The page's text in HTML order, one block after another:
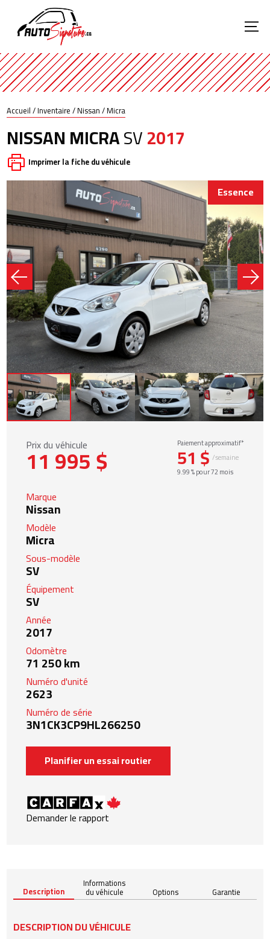
Accueil/Inventaire/Nissan/Micra
NISSANMICRASV2017
Imprimer la fiche du véhicule
Essence
Prix du véhicule
11 995 $ Paiement approximatif*
51 $ /semaine
9.99 % pour 72 mois
Marque
Nissan
Modèle
Micra
Sous-modèle
SV
Équipement
SV
Année
2017
Odomètre
71 250 km
Numéro d'unité
2623
Numéro de série
3N1CK3CP9HL266250
Planifier un essai routier
Demander le rapport
Description
Informations
du véhicule Options Garantie
DESCRIPTION DU VÉHICULE